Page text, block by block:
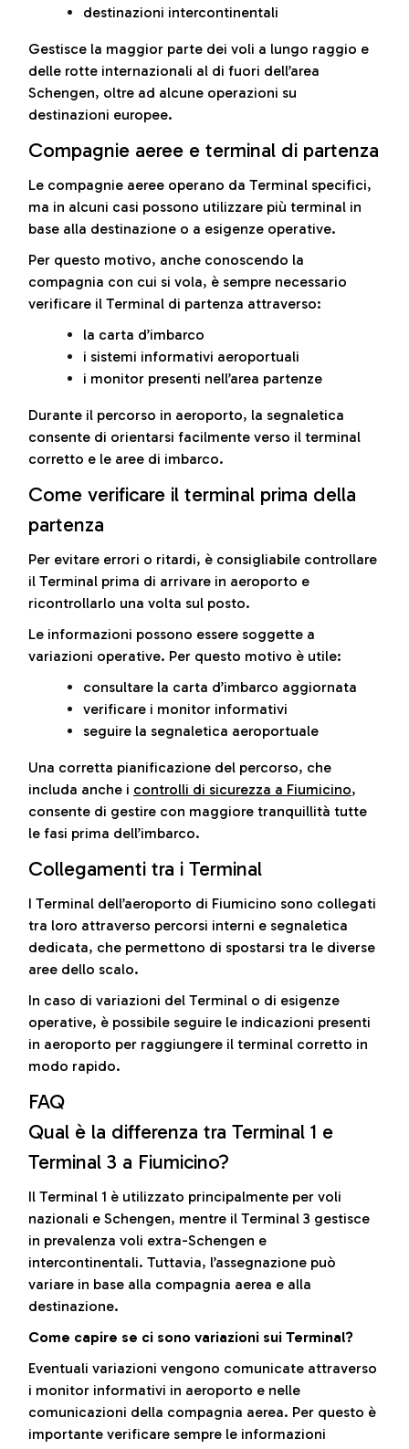
destinazioni intercontinentali
Gestisce la maggior parte dei voli a lungo raggio e
delle rotte internazionali al di fuori dell’area
Schengen, oltre ad alcune operazioni su
destinazioni europee.
Compagnie aeree e terminal di partenza
Le compagnie aeree operano da Terminal specifici,
ma in alcuni casi possono utilizzare più terminal in
base alla destinazione o a esigenze operative.
Per questo motivo, anche conoscendo la
compagnia con cui si vola, è sempre necessario
verificare il Terminal di partenza attraverso:
la carta d’imbarco
i sistemi informativi aeroportuali
i monitor presenti nell’area partenze
Durante il percorso in aeroporto, la segnaletica
consente di orientarsi facilmente verso il terminal
corretto e le aree di imbarco.
Come verificare il terminal prima della
partenza
Per evitare errori o ritardi, è consigliabile controllare
il Terminal prima di arrivare in aeroporto e
ricontrollarlo una volta sul posto.
Le informazioni possono essere soggette a
variazioni operative. Per questo motivo è utile:
consultare la carta d’imbarco aggiornata
verificare i monitor informativi
seguire la segnaletica aeroportuale
Una corretta pianificazione del percorso, che
includa anche i controlli di sicurezza a Fiumicino,
consente di gestire con maggiore tranquillità tutte
le fasi prima dell’imbarco.
Collegamenti tra i Terminal
I Terminal dell’aeroporto di Fiumicino sono collegati
tra loro attraverso percorsi interni e segnaletica
dedicata, che permettono di spostarsi tra le diverse
aree dello scalo.
In caso di variazioni del Terminal o di esigenze
operative, è possibile seguire le indicazioni presenti
in aeroporto per raggiungere il terminal corretto in
modo rapido.
FAQ
Qual è la differenza tra Terminal 1 e
Terminal 3 a Fiumicino?
Il Terminal 1 è utilizzato principalmente per voli
nazionali e Schengen, mentre il Terminal 3 gestisce
in prevalenza voli extra-Schengen e
intercontinentali. Tuttavia, l’assegnazione può
variare in base alla compagnia aerea e alla
destinazione.
Come capire se ci sono variazioni sui Terminal?
Eventuali variazioni vengono comunicate attraverso
i monitor informativi in aeroporto e nelle
comunicazioni della compagnia aerea. Per questo è
importante verificare sempre le informazioni